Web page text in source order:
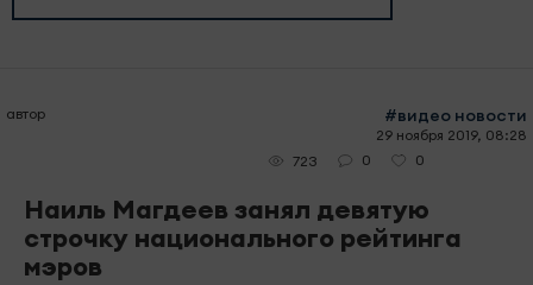
автор #видео новости
29 ноября 2019, 08:28
723
0 0
Наиль Магдеев занял девятую
строчку национального рейтинга
мэров